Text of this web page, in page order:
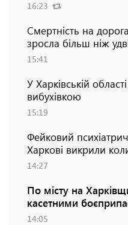
16:23
Смертність на
зросла більш ніж
15:41
У Харківській
вибухівкою
15:19
Фейковий
Харкові викрили
14:27
По місту на
касетними
14:05